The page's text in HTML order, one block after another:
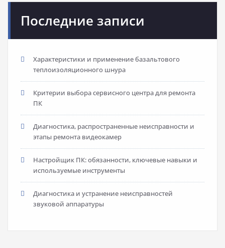
Последние записи
Характеристики и применение базальтового
теплоизоляционного шнура
Критерии выбора сервисного центра для ремонта
ПК
Диагностика, распространенные неисправности и
этапы ремонта видеокамер
Настройщик ПК: обязанности, ключевые навыки и
используемые инструменты
Диагностика и устранение неисправностей
звуковой аппаратуры